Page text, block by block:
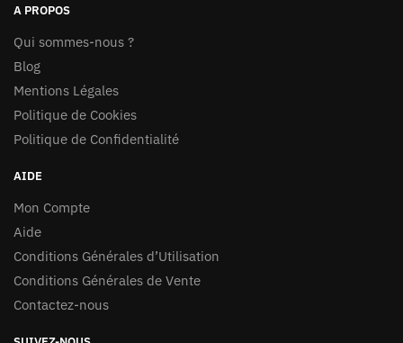
A PROPOS
Qui sommes-nous ?
Blog
Mentions Légales
Politique de Cookies
Politique de Confidentialité
AIDE
Mon Compte
Aide
Conditions Générales d’Utilisation
Conditions Générales de Vente
Contactez-nous